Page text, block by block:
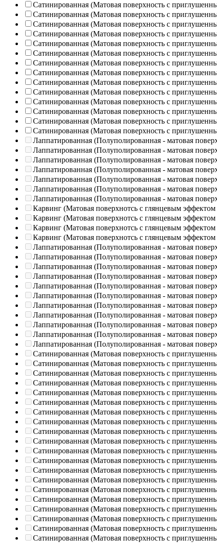
Сатинированная (Матовая поверхность с
Сатинированная (Матовая поверхность с
Сатинированная (Матовая поверхность с
Сатинированная (Матовая поверхность с
Сатинированная (Матовая поверхность с
Сатинированная (Матовая поверхность с
Сатинированная (Матовая поверхность с
Сатинированная (Матовая поверхность с
Сатинированная (Матовая поверхность с
Сатинированная (Матовая поверхность с
Сатинированная (Матовая поверхность с
Сатинированная (Матовая поверхность с
Сатинированная (Матовая поверхность с
Сатинированная (Матовая поверхность с
Лаппатированная (Полуполированная - матовая
Лаппатированная (Полуполированная - матовая
Лаппатированная (Полуполированная - матовая
Лаппатированная (Полуполированная - матовая
Лаппатированная (Полуполированная - матовая
Лаппатированная (Полуполированная - матовая
Лаппатированная (Полуполированная - матовая
Карвинг (Матовая поверхнотсь с глянцевым эффектом
Карвинг (Матовая поверхнотсь с глянцевым эффектом
Карвинг (Матовая поверхнотсь с глянцевым эффектом
Карвинг (Матовая поверхнотсь с глянцевым эффектом
Лаппатированная (Полуполированная - матовая
Лаппатированная (Полуполированная - матовая
Лаппатированная (Полуполированная - матовая
Лаппатированная (Полуполированная - матовая
Лаппатированная (Полуполированная - матовая
Лаппатированная (Полуполированная - матовая
Лаппатированная (Полуполированная - матовая
Лаппатированная (Полуполированная - матовая
Лаппатированная (Полуполированная - матовая
Лаппатированная (Полуполированная - матовая
Лаппатированная (Полуполированная - матовая
Сатинированная (Матовая поверхность с
Сатинированная (Матовая поверхность с
Сатинированная (Матовая поверхность с
Сатинированная (Матовая поверхность с
Сатинированная (Матовая поверхность с
Сатинированная (Матовая поверхность с
Сатинированная (Матовая поверхность с
Сатинированная (Матовая поверхность с
Сатинированная (Матовая поверхность с
Сатинированная (Матовая поверхность с
Сатинированная (Матовая поверхность с
Сатинированная (Матовая поверхность с
Сатинированная (Матовая поверхность с
Сатинированная (Матовая поверхность с
Сатинированная (Матовая поверхность с
Сатинированная (Матовая поверхность с
Сатинированная (Матовая поверхность с
Сатинированная (Матовая поверхность с
Сатинированная (Матовая поверхность с
Сатинированная (Матовая поверхность с